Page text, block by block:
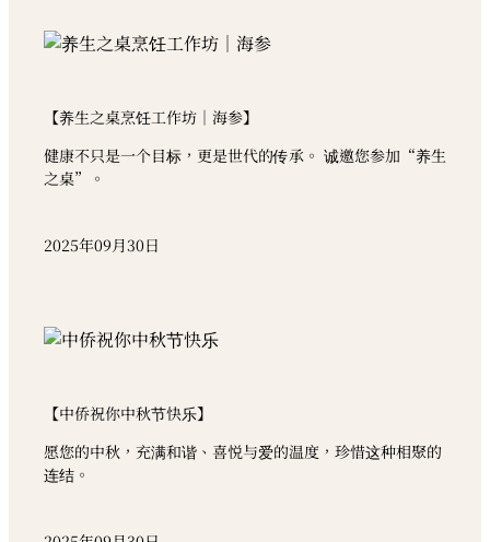
【养生之桌烹饪工作坊｜海参】
健康不只是一个目标，更是世代的传承。 诚邀您参加“养生
之桌”。
2025年09月30日
【中侨祝你中秋节快乐】
愿您的中秋，充满和谐、喜悦与爱的温度，珍惜这种相聚的
连结。